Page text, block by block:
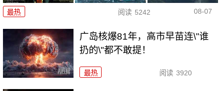
最热 阅读 5242 08-07
广岛核爆81年，高市早苗连\"谁
扔的\"都不敢提！
最热 阅读 3920